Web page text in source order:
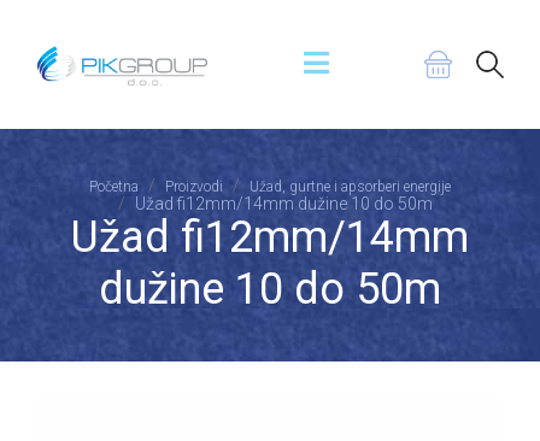
Početna Proizvodi Užad, gurtne i apsorberi energije
Užad fi12mm/14mm dužine 10 do 50m
Užad fi12mm/14mm
dužine 10 do 50m